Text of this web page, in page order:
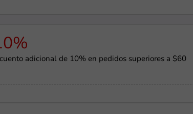
adicional de 10% en pedidos superiores a $60